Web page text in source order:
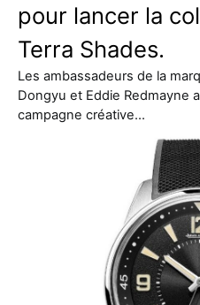
pour lancer la
Terra Shades.
Les ambassadeurs de la
Dongyu et Eddie Redmayne
campagne créative…